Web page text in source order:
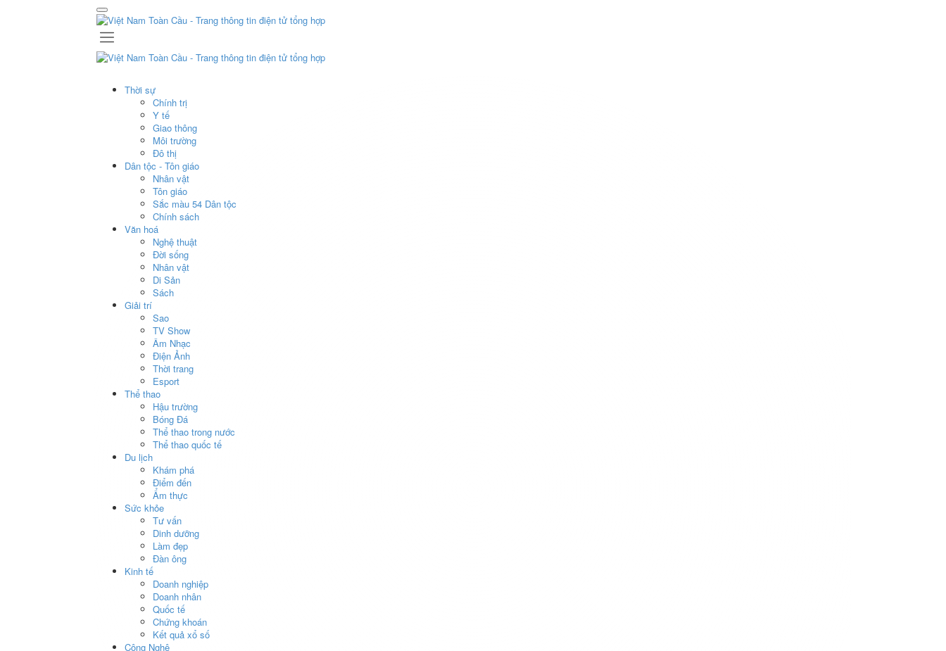
Thời sự
Chính trị
Y tế
Giao thông
Môi trường
Đô thị
Dân tộc - Tôn giáo
Nhân vật
Tôn giáo
Sắc màu 54 Dân tộc
Chính sách
Văn hoá
Nghệ thuật
Đời sống
Nhân vật
Di Sản
Sách
Giải trí
Sao
TV Show
Âm Nhạc
Điện Ảnh
Thời trang
Esport
Thể thao
Hậu trường
Bóng Đá
Thể thao trong nước
Thể thao quốc tế
Du lịch
Khám phá
Điểm đến
Ẩm thực
Sức khỏe
Tư vấn
Dinh dưỡng
Làm đẹp
Đàn ông
Kinh tế
Doanh nghiệp
Doanh nhân
Quốc tế
Chứng khoán
Kết quả xổ số
Công Nghệ